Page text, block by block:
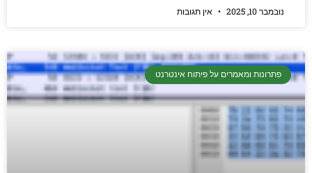
נובמבר 10, 2025 אין תגובות
פתרונות ומאמרים על פיתוח אינטרנט